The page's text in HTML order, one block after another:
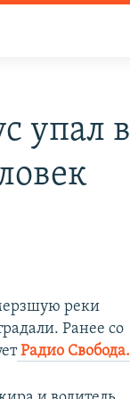
упал в
реки
Ранее со
Радио Свобода.